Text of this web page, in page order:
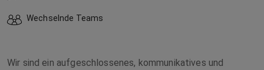
Wechselnde Teams
Wir sind ein aufgeschlossenes, kommunikatives und